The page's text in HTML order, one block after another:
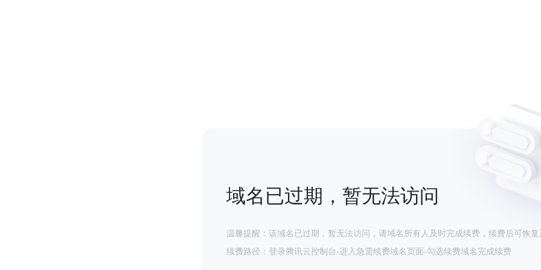
域名已过期，暂无法访问
温馨提醒：该域名已过期，暂无法访问，请域名所有人及时完成续费，续费后可恢复
续费路径：登录腾讯云控制台-进入急需续费域名页面-勾选续费域名完成续费